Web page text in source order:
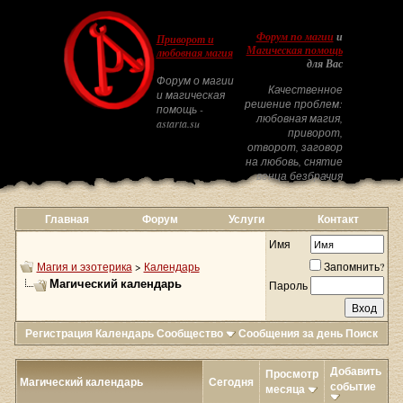
Приворот и
любовная магия
Форум о магии
и магическая
помощь -
astarta.su
Форум по магиии
Магическая помощь
для Вас
Качественное
решение проблем:
любовная магия,
приворот,
отворот, заговор
на любовь, снятие
венца безбрачия
Главная Форум Услуги Контакт
Магия и эзотерика > Календарь
Магический календарь
Имя
Запомнить?
Пароль
Регистрация КалендарьСообщество Сообщения за день Поиск
Магический календарь Сегодня
Просмотр
месяца
Добавить
событие